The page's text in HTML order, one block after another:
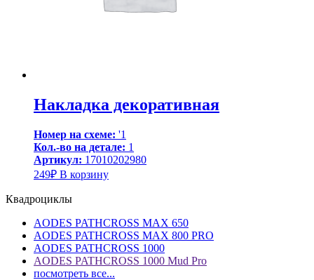
Накладка декоративная
Номер на схеме: '1
Кол.-во на детале: 1
Артикул: 17010202980
249₽ В корзину
Квадроциклы
AODES PATHCROSS MAX 650
AODES PATHCROSS MAX 800 PRO
AODES PATHCROSS 1000
AODES PATHCROSS 1000 Mud Pro
посмотреть все...